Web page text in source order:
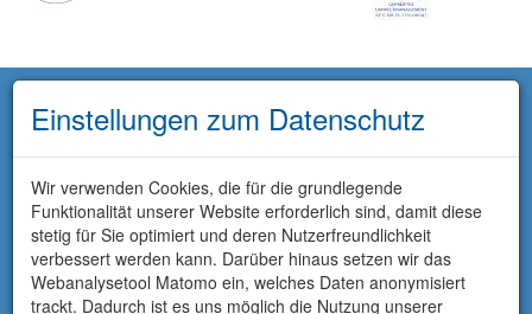
Einstellungen zum Datenschutz
Wir verwenden Cookies, die für die grundlegende
Funktionalität unserer Website erforderlich sind, damit diese
stetig für Sie optimiert und deren Nutzerfreundlichkeit
verbessert werden kann. Darüber hinaus setzen wir das
Webanalysetool Matomo ein, welches Daten anonymisiert
trackt. Dadurch ist es uns möglich die Nutzung unserer